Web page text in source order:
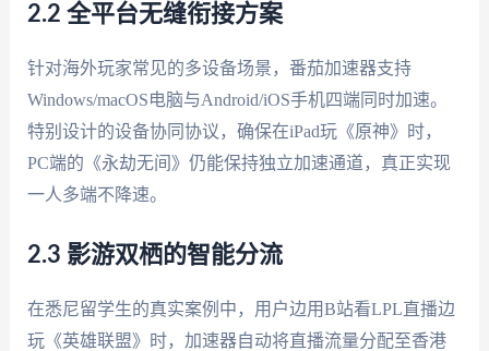
2.2 全平台无缝衔接方案
针对海外玩家常见的多设备场景，番茄加速器支持
Windows/macOS电脑与Android/iOS手机四端同时加速。
特别设计的设备协同协议，确保在iPad玩《原神》时，
PC端的《永劫无间》仍能保持独立加速通道，真正实现
一人多端不降速。
2.3 影游双栖的智能分流
在悉尼留学生的真实案例中，用户边用B站看LPL直播边
玩《英雄联盟》时，加速器自动将直播流量分配至香港